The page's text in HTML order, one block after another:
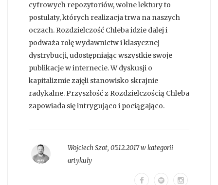
cyfrowych repozytoriów, wolne lektury to
postulaty, których realizacja trwa na naszych
oczach. Rozdzielczość Chleba idzie dalej i
podważa rolę wydawnictw i klasycznej
dystrybucji, udostępniając wszystkie swoje
publikacje w internecie. W dyskusji o
kapitalizmie zajęli stanowisko skrajnie
radykalne. Przyszłość z Rozdzielczością Chleba
zapowiada się intrygująco i pociągająco.
Wojciech Szot, 05.12.2017 w kategorii
artykuły